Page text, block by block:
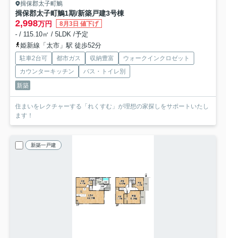
揖保郡太子町鵤
揖保郡太子町鵤1期/新築戸建3号棟
2,998万円 8月3日 値下げ
- / 115.10㎡ / 5LDK /予定
姫新線「太市」駅 徒歩52分
駐車2台可 都市ガス 収納豊富
ウォークインクロゼット
カウンターキッチン
バス・トイレ別
新築
住まいをレクチャーする「れくすむ」が理想の家探しをサポートいたし
ます！
新築一戸建